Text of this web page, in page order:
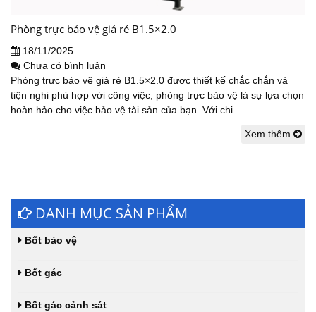
Phòng trực bảo vệ giá rẻ B1.5×2.0
18/11/2025
Chưa có bình luận
Phòng trực bảo vệ giá rẻ B1.5×2.0 được thiết kế chắc chắn và
tiện nghi phù hợp với công việc, phòng trực bảo vệ là sự lựa chọn
hoàn hảo cho việc bảo vệ tài sản của bạn. Với chi...
Xem thêm
DANH MỤC SẢN PHẨM
Bốt bảo vệ
Bốt gác
Bốt gác cảnh sát